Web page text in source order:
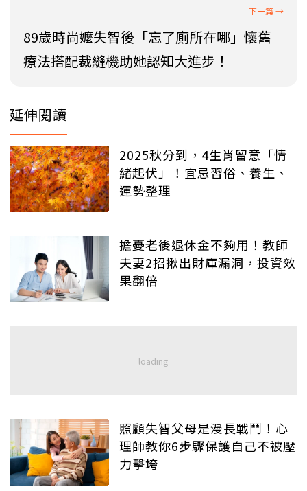
89歲時尚嬤失智後「忘了廁所在哪」懷舊
療法搭配裁縫機助她認知大進步！
延伸閱讀
2025秋分到，4生肖留意「情
緒起伏」！宜忌習俗、養生、
運勢整理
擔憂老後退休金不夠用！教師
夫妻2招揪出財庫漏洞，投資效
果翻倍
照顧失智父母是漫長戰鬥！心
理師教你6步驟保護自己不被壓
力擊垮